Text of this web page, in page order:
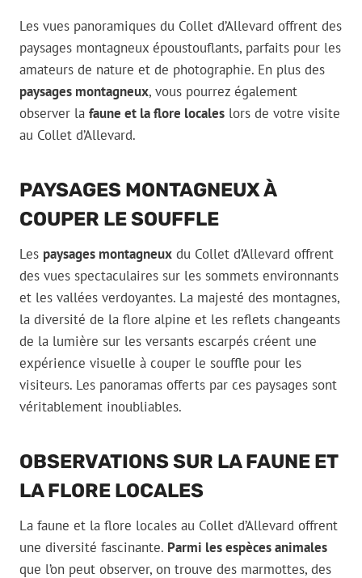
Les vues panoramiques du Collet d’Allevard offrent des
paysages montagneux époustouflants, parfaits pour les
amateurs de nature et de photographie. En plus des
paysages montagneux, vous pourrez également
observer la faune et la flore locales lors de votre visite
au Collet d’Allevard.
PAYSAGES MONTAGNEUX À
COUPER LE SOUFFLE
Les paysages montagneux du Collet d’Allevard offrent
des vues spectaculaires sur les sommets environnants
et les vallées verdoyantes. La majesté des montagnes,
la diversité de la flore alpine et les reflets changeants
de la lumière sur les versants escarpés créent une
expérience visuelle à couper le souffle pour les
visiteurs. Les panoramas offerts par ces paysages sont
véritablement inoubliables.
OBSERVATIONS SUR LA FAUNE ET
LA FLORE LOCALES
La faune et la flore locales au Collet d’Allevard offrent
une diversité fascinante. Parmi les espèces animales
que l’on peut observer, on trouve des marmottes, des